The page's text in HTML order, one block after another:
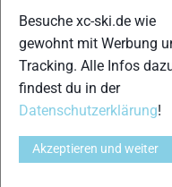
23
Besuche xc-ski.de wie
gewohnt mit Werbung
Tracking. Alle Infos
findest du in der
Datenschutzerklärung!
Akzeptieren und weiter